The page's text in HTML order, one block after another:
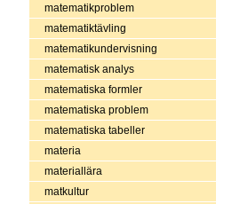
matematikproblem
matematiktävling
matematikundervisning
matematisk analys
matematiska formler
matematiska problem
matematiska tabeller
materia
materiallära
matkultur